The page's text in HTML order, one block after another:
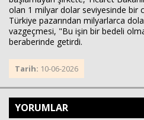
olan 1 milyar dolar seviyesinde bir
Türkiye pazarından milyarlarca
vazgeçmesi, "Bu işin bir bedeli
beraberinde getirdi.
Tarih: 10-06-2026
YORUMLAR